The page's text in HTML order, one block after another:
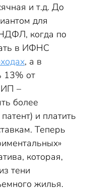
и т.д. До
для
когда по
в ИФНС
, а в
13% от
ИП –
более
и платить
Теперь
которая,
тени
жилья.